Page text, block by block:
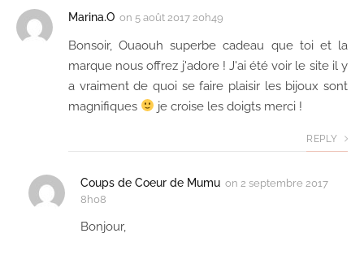
Marina.O on 5 août 2017 20h49
Bonsoir, Ouaouh superbe cadeau que toi et la
marque nous offrez j'adore ! J'ai été voir le site il y
a vraiment de quoi se faire plaisir les bijoux sont
magnifiques
je croise les doigts merci !
REPLY
Coups de Coeur de Mumu on 2 septembre 2017
8h08
Bonjour,